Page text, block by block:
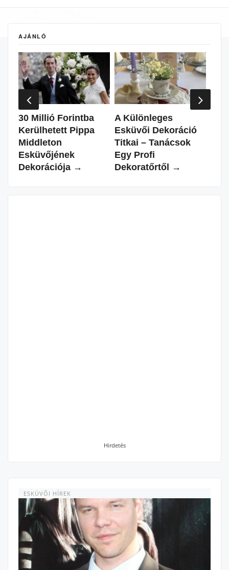
AJÁNLÓ
30 Millió Forintba
Kerülhetett Pippa
Middleton
Esküvőjének
Dekorációja →
A Különleges
Esküvői Dekoráció
Titkai – Tanácsok
Egy Profi
Dekoratőrtől →
Hirdetés
ESKÜVŐI HÍREK